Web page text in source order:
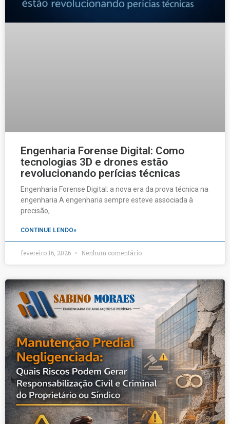
Engenharia Forense Digital: Como
tecnologias 3D e drones estão
revolucionando perícias técnicas
Engenharia Forense Digital: a nova era da prova técnica na
engenharia A engenharia sempre esteve associada à
precisão,
CONTINUE LENDO»
fevereiro 16, 2026 Nenhum comentário